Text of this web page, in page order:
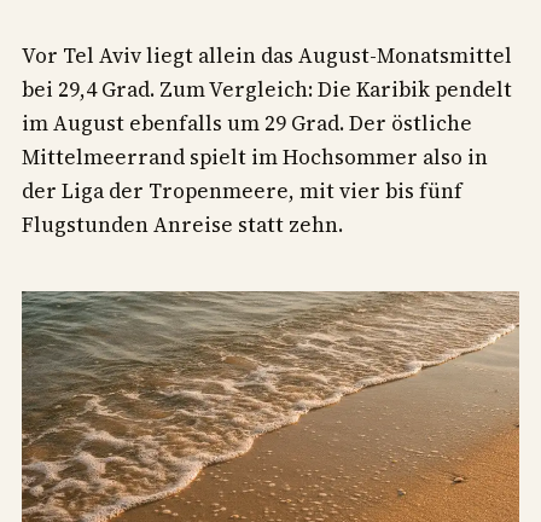
Vor Tel Aviv liegt allein das August-Monatsmittel
bei 29,4 Grad. Zum Vergleich: Die Karibik pendelt
im August ebenfalls um 29 Grad. Der östliche
Mittelmeerrand spielt im Hochsommer also in
der Liga der Tropenmeere, mit vier bis fünf
Flugstunden Anreise statt zehn.